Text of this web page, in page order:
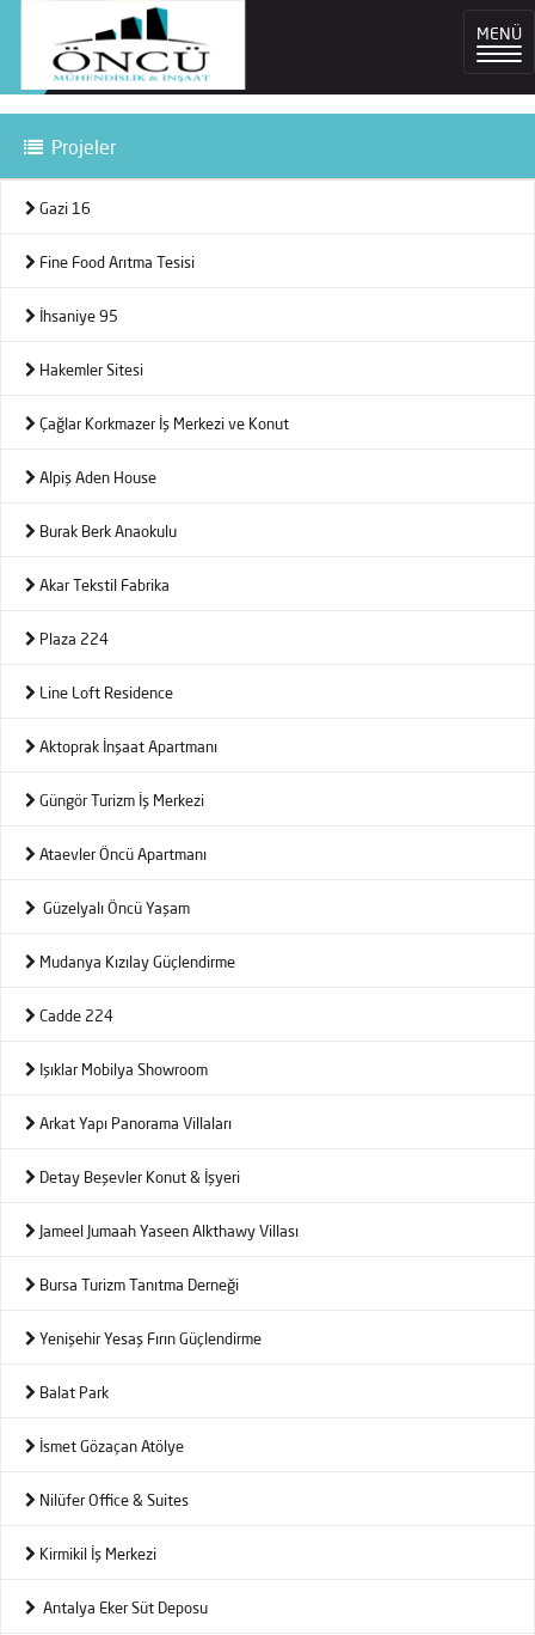
MENÜ
Projeler
Gazi 16
Fine Food Arıtma Tesisi
İhsaniye 95
Hakemler Sitesi
Çağlar Korkmazer İş Merkezi ve Konut
Alpiş Aden House
Burak Berk Anaokulu
Akar Tekstil Fabrika
Plaza 224
Line Loft Residence
Aktoprak İnşaat Apartmanı
Güngör Turizm İş Merkezi
Ataevler Öncü Apartmanı
Güzelyalı Öncü Yaşam
Mudanya Kızılay Güçlendirme
Cadde 224
Işıklar Mobilya Showroom
Arkat Yapı Panorama Villaları
Detay Beşevler Konut & İşyeri
Jameel Jumaah Yaseen Alkthawy Villası
Bursa Turizm Tanıtma Derneği
Yenişehir Yesaş Fırın Güçlendirme
Balat Park
İsmet Gözaçan Atölye
Nilüfer Office & Suites
Kirmikil İş Merkezi
Antalya Eker Süt Deposu